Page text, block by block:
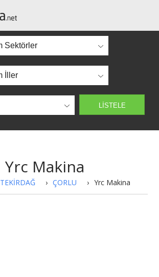
Yrc Makina
TEKİRDAĞ › ÇORLU › Yrc Makina